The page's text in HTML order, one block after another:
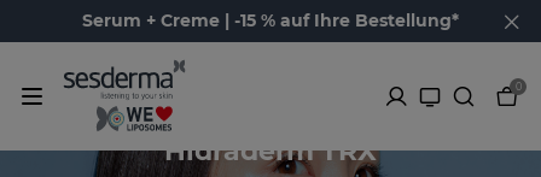
Serum + Creme | -15 % auf Ihre Bestellung*
0
Hidraderm TRX